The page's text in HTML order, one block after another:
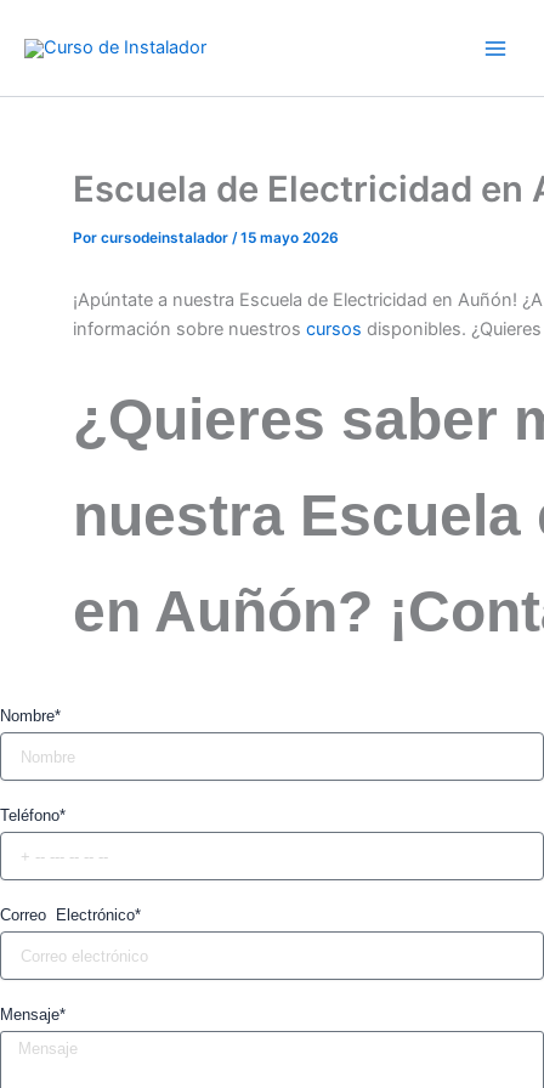
Escuela de Electricidad en
Por cursodeinstalador /15 mayo 2026
¡Apúntate a nuestra Escuela de Electricidad en Auñón!
información sobre nuestros cursos disponibles.
¿Quieres saber
nuestra
en Auñón?
Nombre*
Teléfono*
Correo Electrónico*
Mensaje*